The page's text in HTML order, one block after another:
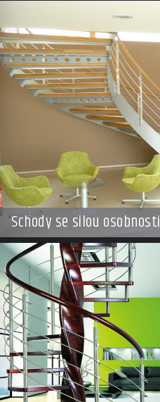
Schody se silou osobnosti